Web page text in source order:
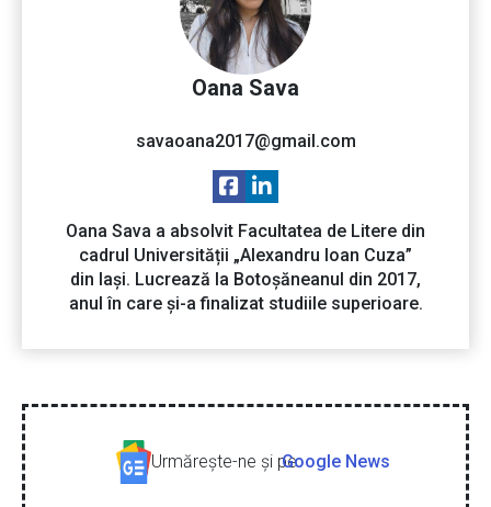
Oana Sava
savaoana2017@gmail.com
Oana Sava a absolvit Facultatea de Litere din
cadrul Universității „Alexandru Ioan Cuza”
din Iași. Lucrează la Botoșăneanul din 2017,
anul în care și-a finalizat studiile superioare.
Urmăreşte-ne şi peGoogle News